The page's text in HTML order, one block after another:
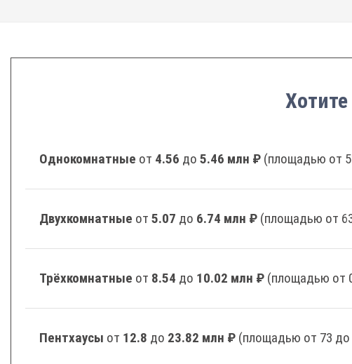
Однокомнатные от 4.56 до 5.46 млн ₽ (площадью от
Двухкомнатные от 5.07 до 6.74 млн ₽ (площадью от
Трёхкомнатные от 8.54 до 10.02 млн ₽ (площадью от
Пентхаусы от 12.8 до 23.82 млн ₽ (площадью от 73 до